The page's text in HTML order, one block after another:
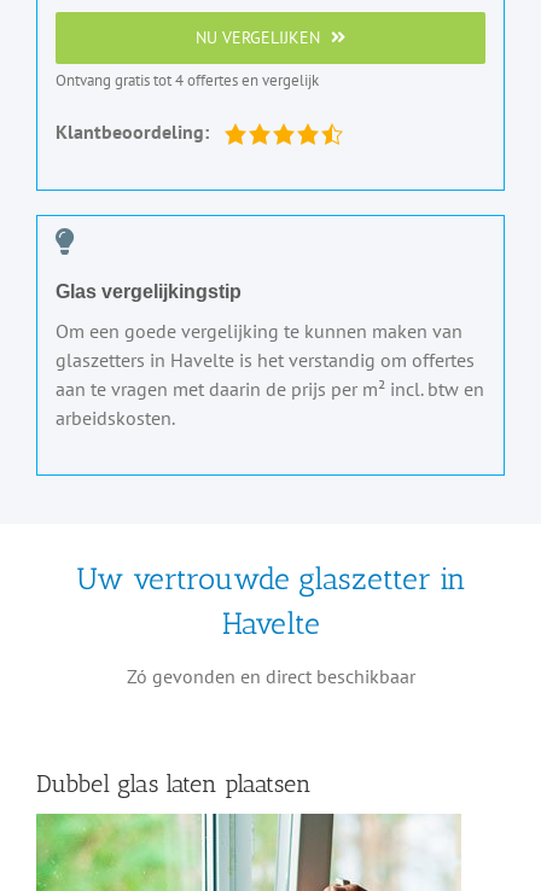
NU VERGELIJKEN
Ontvang gratis tot 4 offertes en vergelijk
Klantbeoordeling:
Glas vergelijkingstip
Om een goede vergelijking te kunnen maken van
glaszetters in Havelte is het verstandig om offertes
aan te vragen met daarin de prijs per m² incl. btw en
arbeidskosten.
Uw vertrouwde glaszetter in
Havelte
Zó gevonden en direct beschikbaar
Dubbel glas laten plaatsen